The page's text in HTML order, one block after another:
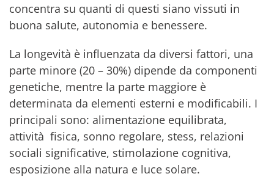
concentra su quanti di questi siano vissuti in
buona salute, autonomia e benessere.
La longevità è influenzata da diversi fattori, una
parte minore (20 – 30%) dipende da componenti
genetiche, mentre la parte maggiore è
determinata da elementi esterni e modificabili. I
principali sono: alimentazione equilibrata,
attività fisica, sonno regolare, stess, relazioni
sociali significative, stimolazione cognitiva,
esposizione alla natura e luce solare.